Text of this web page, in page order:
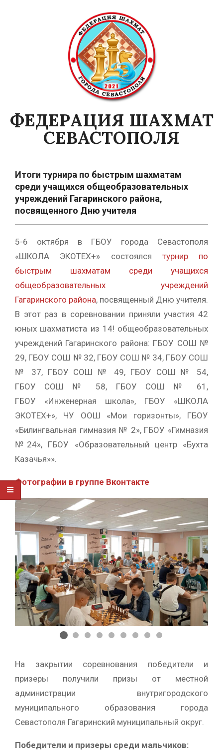
ФЕДЕРАЦИЯ ШАХМАТ
СЕВАСТОПОЛЯ
NavigationИтоги турнира по быстрым шахматам
среди учащихся общеобразовательных
учреждений Гагаринского района,
посвященного Дню учителя
5-6 октября в ГБОУ города Севастополя
«ШКОЛА ЭКОТЕХ+» состоялся турнир по
быстрым шахматам среди учащихся
общеобразовательных учреждений
Гагаринского района, посвященный Дню учителя.
В этот раз в соревновании приняли участия 42
юных шахматиста из 14! общеобразовательных
учреждений Гагаринского района: ГБОУ СОШ №
29, ГБОУ СОШ № 32, ГБОУ СОШ № 34, ГБОУ СОШ
№ 37, ГБОУ СОШ № 49, ГБОУ СОШ № 54,
ГБОУ СОШ № 58, ГБОУ СОШ № 61,
ГБОУ «Инженерная школа», ГБОУ «ШКОЛА
ЭКОТЕХ+», ЧУ ООШ «Мои горизонты», ГБОУ
«Билингвальная гимназия № 2», ГБОУ «Гимназия
№24», ГБОУ «Образовательный центр «Бухта
Казачья»».
Фотографии в группе Вконтакте
На закрытии соревнования победители и
призеры получили призы от местной
администрации внутригородского
муниципального образования города
Севастополя Гагаринский муниципальный округ.
Победители и призеры среди мальчиков: